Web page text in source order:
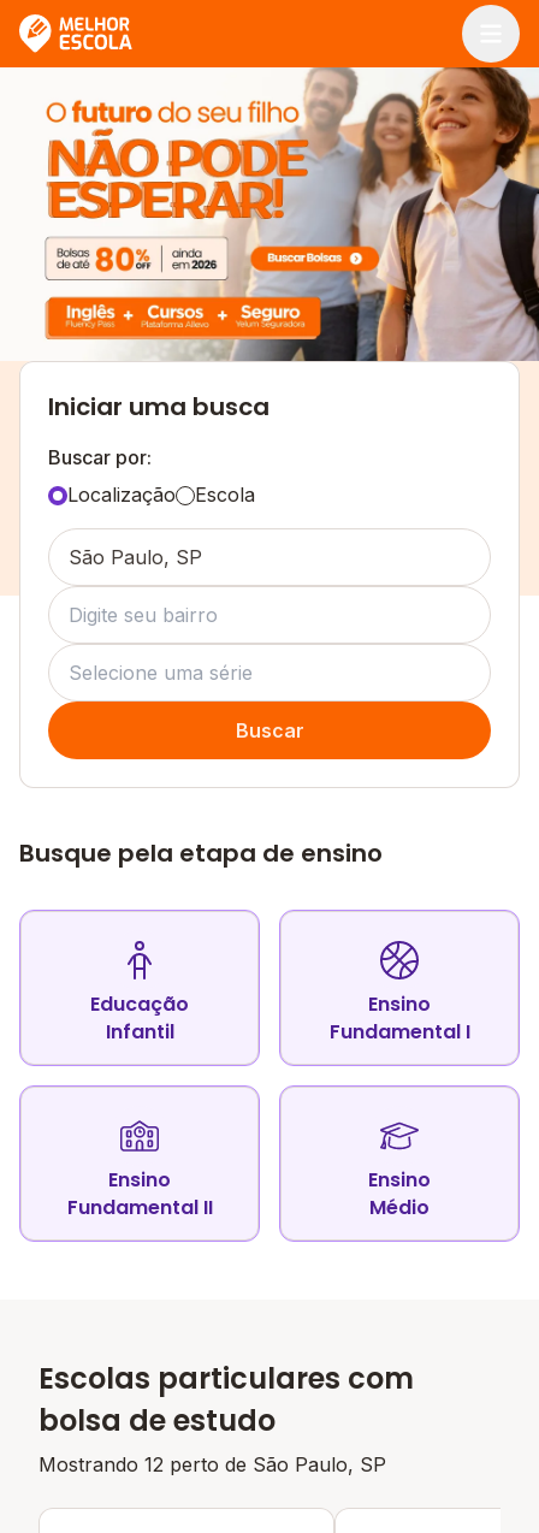
Logo do Melhor Escola
Iniciar uma busca
Buscar por:
Localização
Escola
Buscar
Busque pela etapa de ensino
Educação
Infantil
Ensino
Fundamental I
Ensino
Fundamental II
Ensino
Médio
Escolas particulares com
bolsa de estudo
Mostrando 12 perto de São Paulo, SP